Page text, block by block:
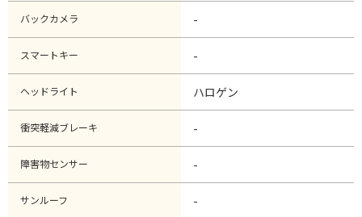
バックカメラ -
スマートキー -
ヘッドライト ハロゲン
衝突軽減ブレーキ -
障害物センサー -
サンルーフ -